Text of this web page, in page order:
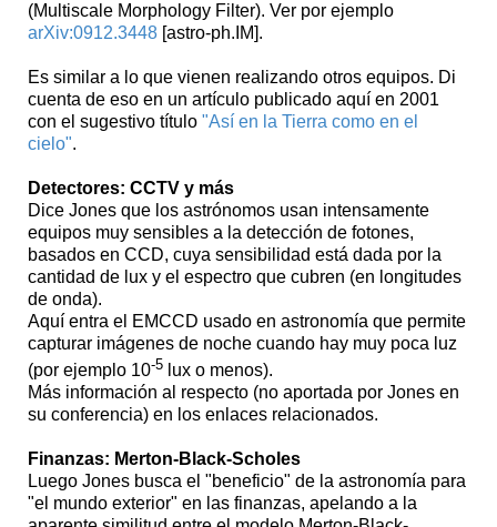
(Multiscale Morphology Filter). Ver por ejemplo
arXiv:0912.3448 [astro-ph.IM].
Es similar a lo que vienen realizando otros equipos. Di
cuenta de eso en un artículo publicado aquí en 2001
con el sugestivo título "Así en la Tierra como en el
cielo".
Detectores: CCTV y más
Dice Jones que los astrónomos usan intensamente
equipos muy sensibles a la detección de fotones,
basados en CCD, cuya sensibilidad está dada por la
cantidad de lux y el espectro que cubren (en longitudes
de onda).
Aquí entra el EMCCD usado en astronomía que permite
capturar imágenes de noche cuando hay muy poca luz
(por ejemplo 10-5 lux o menos).
Más información al respecto (no aportada por Jones en
su conferencia) en los enlaces relacionados.
Finanzas: Merton-Black-Scholes
Luego Jones busca el "beneficio" de la astronomía para
"el mundo exterior" en las finanzas, apelando a la